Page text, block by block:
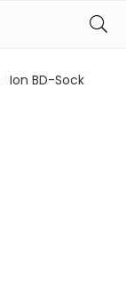
Ion BD-Sock